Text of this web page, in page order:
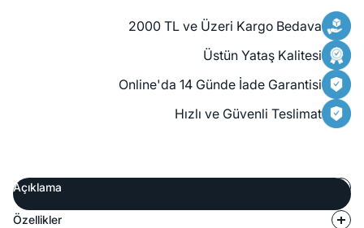
2000 TL ve Üzeri Kargo Bedava
Üstün Yataş Kalitesi
Online'da 14 Günde İade Garantisi
Hızlı ve Güvenli Teslimat
Açıklama
Özellikler